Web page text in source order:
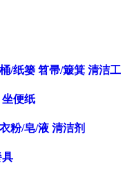
/纸篓 笤帚/簸箕 清洁
坐便纸
粉/皂/液 清洁剂
具